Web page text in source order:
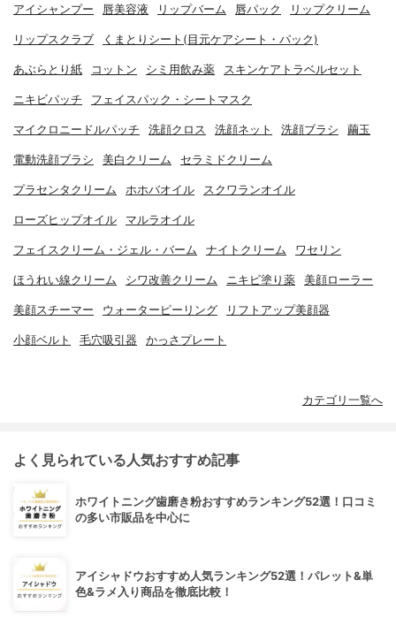
アイシャンプー 唇美容液 リップバーム 唇パック リップクリーム
リップスクラブ くまとりシート(目元ケアシート・パック)
あぶらとり紙 コットン シミ用飲み薬 スキンケアトラベルセット
ニキビパッチ フェイスパック・シートマスク
マイクロニードルパッチ 洗顔クロス 洗顔ネット 洗顔ブラシ 繭玉
電動洗顔ブラシ 美白クリーム セラミドクリーム
プラセンタクリーム ホホバオイル スクワランオイル
ローズヒップオイル マルラオイル
フェイスクリーム・ジェル・バーム ナイトクリーム ワセリン
ほうれい線クリーム シワ改善クリーム ニキビ塗り薬 美顔ローラー
美顔スチーマー ウォーターピーリング リフトアップ美顔器
小顔ベルト 毛穴吸引器 かっさプレート
カテゴリ一覧へ
よく見られている人気おすすめ記事
ホワイトニング歯磨き粉おすすめランキング52選！口コミ
の多い市販品を中心に
アイシャドウおすすめ人気ランキング52選！パレット&単
色&ラメ入り商品を徹底比較！